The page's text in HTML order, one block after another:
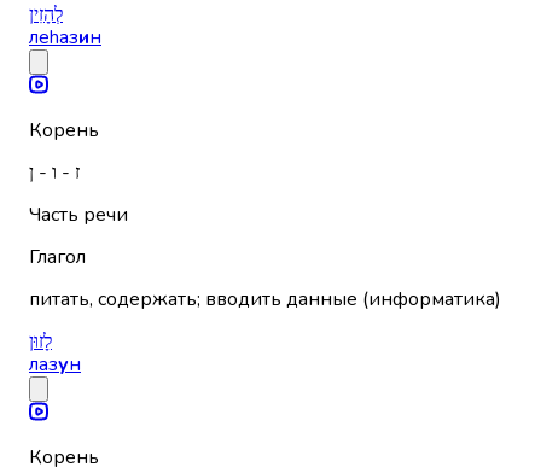
לְהָזִין
леhазин
Корень
ז - ו - ן
Часть речи
Глагол
питать, содержать; вводить данные (информатика)
לָזוּן
лазун
Корень